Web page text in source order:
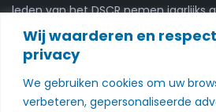
Wij waarderen en
privacy
We gebruiken cookies om uw
verbeteren, gepersonaliseerde
leden van het DSCR nemen jaarlijks
kaartleesrally's.
Schrijf je in voor onze